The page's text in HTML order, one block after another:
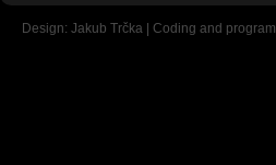
Design: Jakub Trčka | Coding and